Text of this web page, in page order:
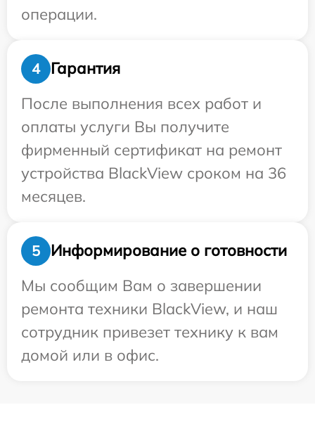
операции.
4
Гарантия
После выполнения всех работ и
оплаты услуги Вы получите
фирменный сертификат на ремонт
устройства BlackView сроком на 36
месяцев.
5
Информирование о готовности
Мы сообщим Вам о завершении
ремонта техники BlackView, и наш
сотрудник привезет технику к вам
домой или в офис.